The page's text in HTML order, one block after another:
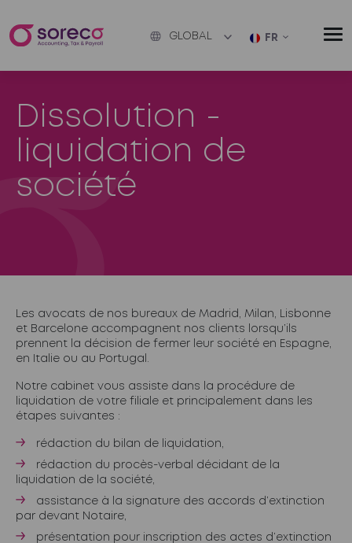
GLOBAL FR
Dissolution -
liquidation de
société
Les avocats de nos bureaux de Madrid, Milan, Lisbonne
et Barcelone accompagnent nos clients lorsqu’ils
prennent la décision de fermer leur société en Espagne,
en Italie ou au Portugal.
Notre cabinet vous assiste dans la procédure de
liquidation de votre filiale et principalement dans les
étapes suivantes :
rédaction du bilan de liquidation,
rédaction du procès-verbal décidant de la
liquidation de la société,
assistance à la signature des accords d’extinction
par devant Notaire,
présentation pour inscription des actes d’extinction